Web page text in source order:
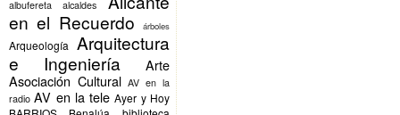
albufereta alcaldes
en el Recuerdo
árboles
Arqueología Arquitectura
e Ingeniería
Arte
Asociación Cultural AV en la
radio AV en la tele Ayer y Hoy